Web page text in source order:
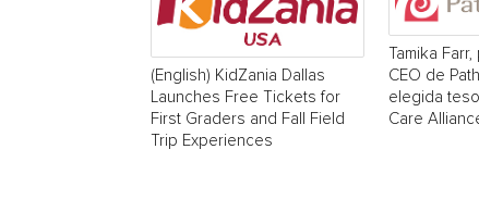
(English) KidZania Dallas
Launches Free Tickets for
First Graders and Fall Field
Trip Experiences
Tamika
CEO de
elegida
Care